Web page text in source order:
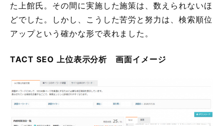
た上館氏。その間に実施した施策は、数えられないほ
どでした。しかし、こうした苦労と努力は、検索順位
アップという確かな形で表れました。
TACT SEO 上位表示分析 画面イメージ